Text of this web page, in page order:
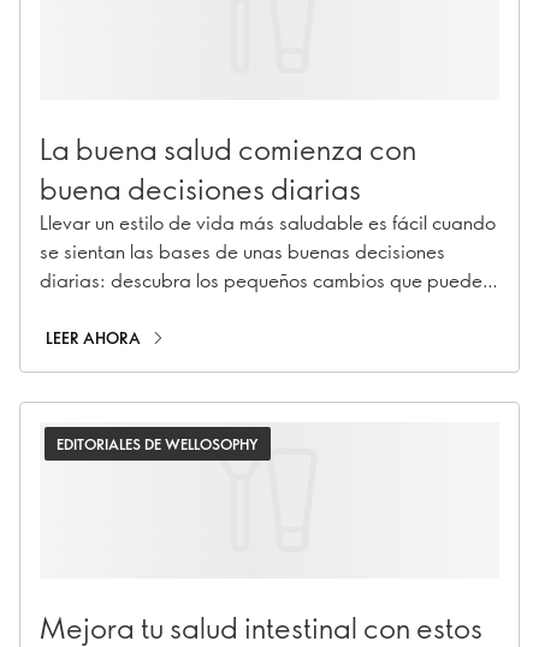
La buena salud comienza con
buena decisiones diarias
Llevar un estilo de vida más saludable es fácil cuando
se sientan las bases de unas buenas decisiones
diarias: descubra los pequeños cambios que pueden
LEER AHORA
EDITORIALES DE WELLOSOPHY
Mejora tu salud intestinal con estos